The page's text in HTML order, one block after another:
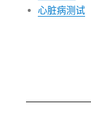
心脏病测试